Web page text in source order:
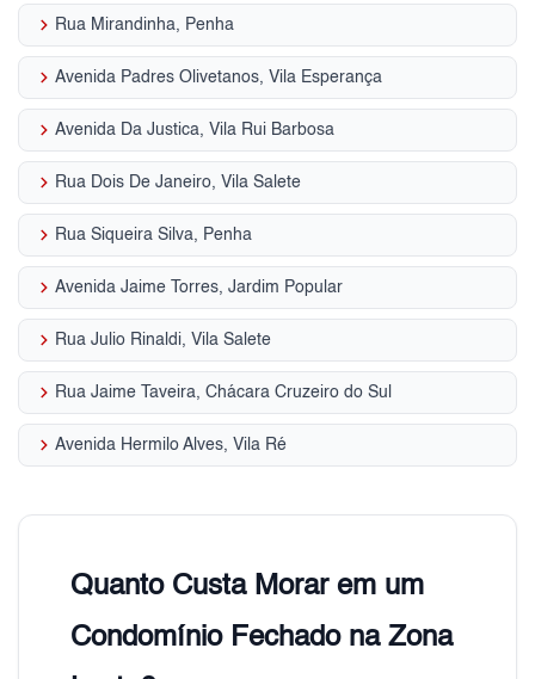
keyboard_arrow_right Rua Mirandinha, Penha
keyboard_arrow_right Avenida Padres Olivetanos, Vila Esperança
keyboard_arrow_right Avenida Da Justica, Vila Rui Barbosa
keyboard_arrow_right Rua Dois De Janeiro, Vila Salete
keyboard_arrow_right Rua Siqueira Silva, Penha
keyboard_arrow_right Avenida Jaime Torres, Jardim Popular
keyboard_arrow_right Rua Julio Rinaldi, Vila Salete
keyboard_arrow_right Rua Jaime Taveira, Chácara Cruzeiro do Sul
keyboard_arrow_right Avenida Hermilo Alves, Vila Ré
Quanto Custa Morar em um
Condomínio Fechado na Zona